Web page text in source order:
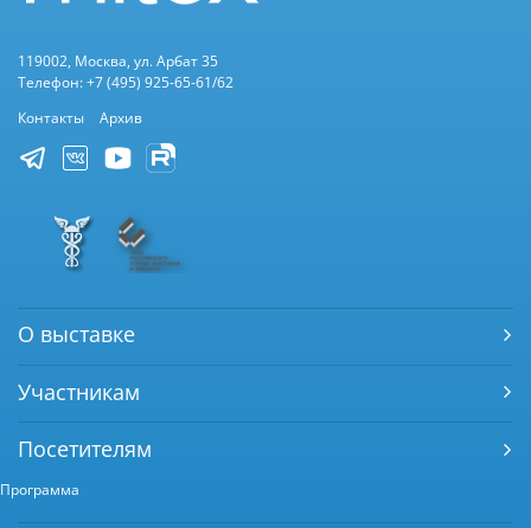
119002, Москва, ул. Арбат 35
Телефон: +7 (495) 925-65-61/62
Контакты
Архив
О выставке
Участникам
Посетителям
Программа